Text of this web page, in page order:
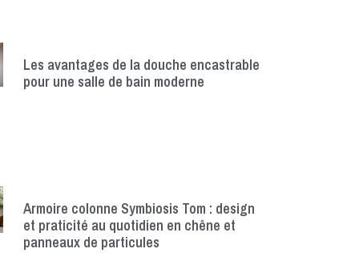
Les avantages de la douche encastrable
pour une salle de bain moderne
Armoire colonne Symbiosis Tom : design
et praticité au quotidien en chêne et
panneaux de particules